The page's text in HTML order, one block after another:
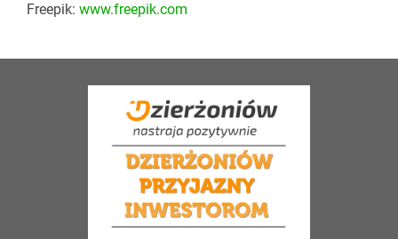
Freepik: www.freepik.com